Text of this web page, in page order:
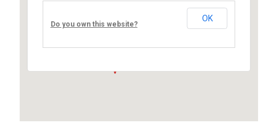
Fő út 8 - Nagyréde
Do you own this website?
OK